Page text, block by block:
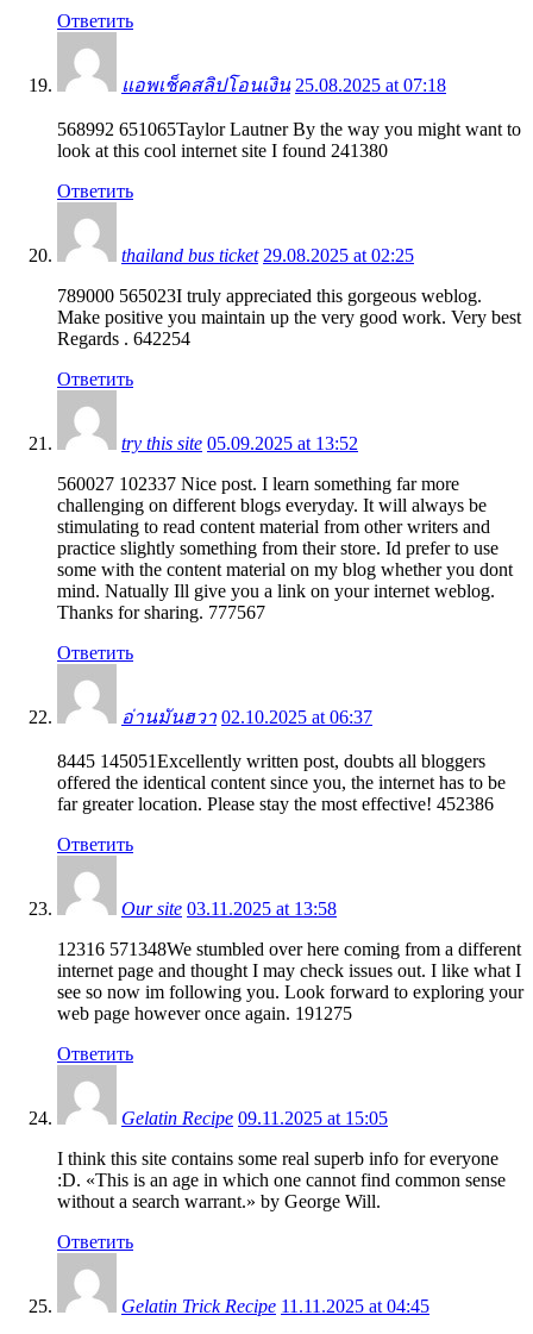
Ответить
แอพเช็คสลิปโอนเงิน 25.08.2025 at 07:18
568992 651065Taylor Lautner By the way you might want to
look at this cool internet site I found 241380
Ответить
thailand bus ticket 29.08.2025 at 02:25
789000 565023I truly appreciated this gorgeous weblog.
Make positive you maintain up the very good work. Very best
Regards . 642254
Ответить
try this site 05.09.2025 at 13:52
560027 102337 Nice post. I learn something far more
challenging on different blogs everyday. It will always be
stimulating to read content material from other writers and
practice slightly something from their store. Id prefer to use
some with the content material on my blog whether you dont
mind. Natually Ill give you a link on your internet weblog.
Thanks for sharing. 777567
Ответить
อ่านมันฮวา 02.10.2025 at 06:37
8445 145051Excellently written post, doubts all bloggers
offered the identical content since you, the internet has to be
far greater location. Please stay the most effective! 452386
Ответить
Our site 03.11.2025 at 13:58
12316 571348We stumbled over here coming from a different
internet page and thought I may check issues out. I like what I
see so now im following you. Look forward to exploring your
web page however once again. 191275
Ответить
Gelatin Recipe 09.11.2025 at 15:05
I think this site contains some real superb info for everyone
:D. «This is an age in which one cannot find common sense
without a search warrant.» by George Will.
Ответить
Gelatin Trick Recipe 11.11.2025 at 04:45